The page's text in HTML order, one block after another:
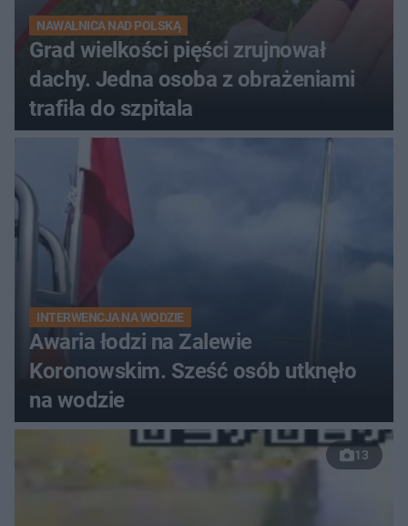
NAWAŁNICA NAD POLSKĄ
Grad wielkości pięści zrujnował
dachy. Jedna osoba z obrażeniami
trafiła do szpitala
INTERWENCJA NA WODZIE
Awaria łodzi na Zalewie
Koronowskim. Sześć osób utknęło
na wodzie
13